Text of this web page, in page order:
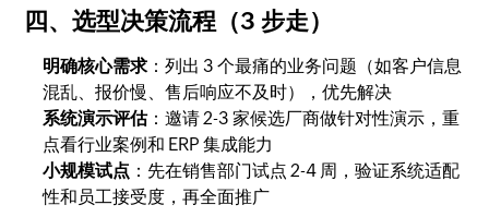
四、选型决策流程（3 步走）
明确核心需求：列出 3 个最痛的业务问题（如客户信息
混乱、报价慢、售后响应不及时），优先解决
系统演示评估：邀请 2-3 家候选厂商做针对性演示，重
点看行业案例和 ERP 集成能力
小规模试点 ：先在销售部门试点 2-4 周，验证系统适配
性和员工接受度，再全面推广